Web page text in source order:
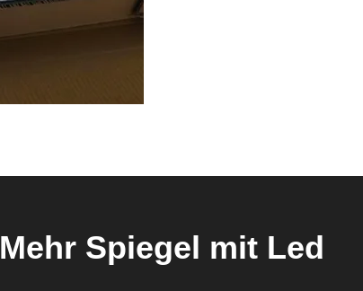
Mehr Spiegel mit Led